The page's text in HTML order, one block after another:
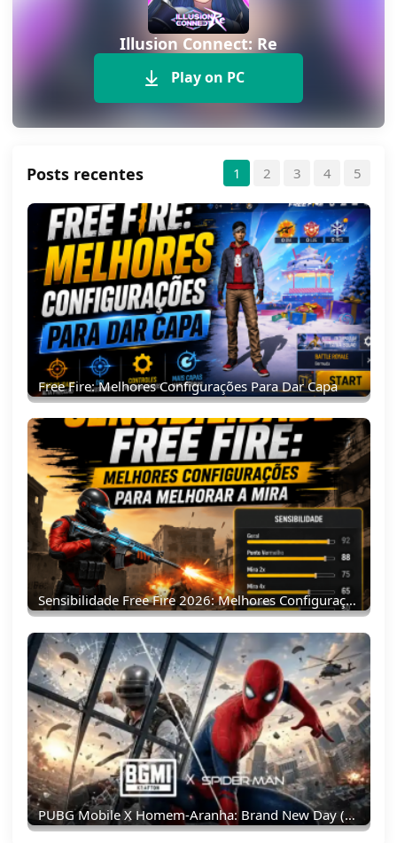
Illusion Connect: Re
Play on PC
Posts recentes 1 2 3 4 5
Free Fire: Melhores Configurações Para Dar Capa
Sensibilidade Free Fire 2026: Melhores Configurações Para Melhorar A Mira
PUBG Mobile X Homem-Aranha: Brand New Day (Um Novo Dia) – Tudo Que Você Precisa Saber!